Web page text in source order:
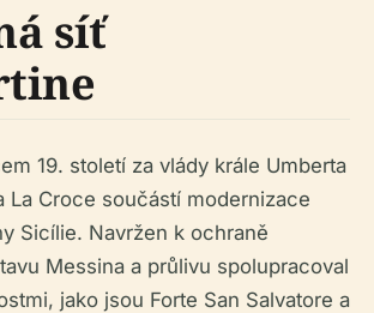
síť
19. století za vlády krále Umberta
La Croce součástí modernizace
Sicílie. Navržen k ochraně
Messina a průlivu spolupracoval
jako jsou Forte San Salvatore a